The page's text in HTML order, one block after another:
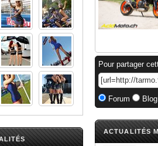
Pour partager
Forum
ACTUALITÉS